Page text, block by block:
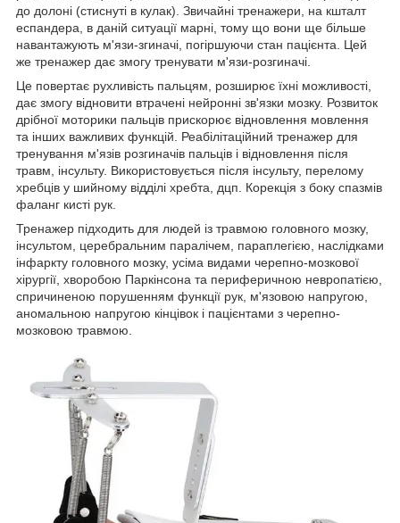
до долоні (стиснуті в кулак). Звичайні тренажери, на кшталт
еспандера, в даній ситуації марні, тому що вони ще більше
навантажують м'язи-згиначі, погіршуючи стан пацієнта. Цей
же тренажер дає змогу тренувати м'язи-розгиначі.
Це повертає рухливість пальцям, розширює їхні можливості,
дає змогу відновити втрачені нейронні зв'язки мозку. Розвиток
дрібної моторики пальців прискорює відновлення мовлення
та інших важливих функцій. Реабілітаційний тренажер для
тренування м'язів розгиначів пальців і відновлення після
травм, інсульту. Використовується після інсульту, перелому
хребців у шийному відділі хребта, дцп. Корекція з боку спазмів
фаланг кисті рук.
Тренажер підходить для людей із травмою головного мозку,
інсультом, церебральним паралічем, параплегією, наслідками
інфаркту головного мозку, усіма видами черепно-мозкової
хірургії, хворобою Паркінсона та периферичною невропатією,
спричиненою порушенням функції рук, м'язовою напругою,
аномальною напругою кінцівок і пацієнтами з черепно-
мозковою травмою.